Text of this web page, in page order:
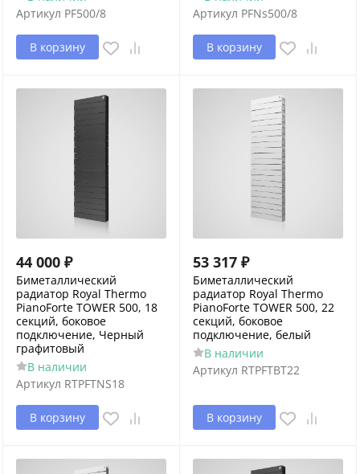
Артикул PF500/8
В корзину
Артикул PFNs500/8
В корзину
44 000 ₽
Биметаллический
радиатор Royal Thermo
PianoForte TOWER 500, 18
секций, боковое
подключение, Черный
графитовый
В наличии
Артикул RTPFTNS18
В корзину
53 317 ₽
Биметаллический
радиатор Royal Thermo
PianoForte TOWER 500, 22
секций, боковое
подключение, белый
В наличии
Артикул RTPFTBT22
В корзину